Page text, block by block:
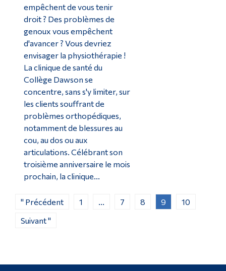
empêchent de vous tenir
droit ? Des problèmes de
genoux vous empêchent
d'avancer ? Vous devriez
envisager la physiothérapie !
La clinique de santé du
Collège Dawson se
concentre, sans s'y limiter, sur
les clients souffrant de
problèmes orthopédiques,
notamment de blessures au
cou, au dos ou aux
articulations. Célébrant son
troisième anniversaire le mois
prochain, la clinique...
" Précédent 1 ... 7 8 9
10
Suivant "